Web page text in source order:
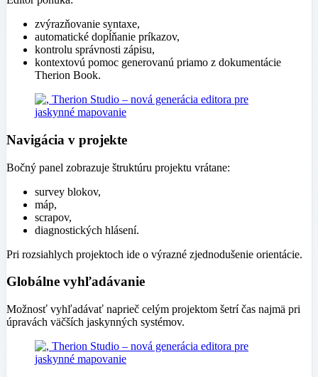
zvýrazňovanie syntaxe,
automatické dopĺňanie príkazov,
kontrolu správnosti zápisu,
kontextovú pomoc generovanú priamo z dokumentácie
Therion Book.
Navigácia v projekte
Bočný panel zobrazuje štruktúru projektu vrátane:
survey blokov,
máp,
scrapov,
diagnostických hlásení.
Pri rozsiahlych projektoch ide o výrazné zjednodušenie orientácie.
Globálne vyhľadávanie
Možnosť vyhľadávať naprieč celým projektom šetrí čas najmä pri
úpravách väčších jaskynných systémov.